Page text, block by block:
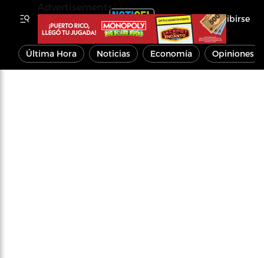
Inscribirse
Última Hora Noticias Economía Opiniones
Advertisements